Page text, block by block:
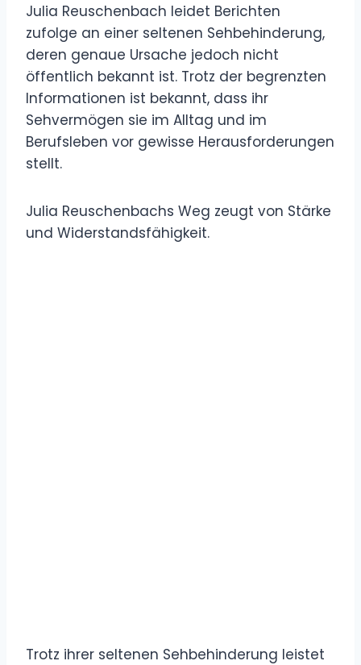
Julia Reuschenbach leidet Berichten
zufolge an einer seltenen Sehbehinderung,
deren genaue Ursache jedoch nicht
öffentlich bekannt ist. Trotz der begrenzten
Informationen ist bekannt, dass ihr
Sehvermögen sie im Alltag und im
Berufsleben vor gewisse Herausforderungen
stellt.
Julia Reuschenbachs Weg zeugt von Stärke
und Widerstandsfähigkeit.
Trotz ihrer seltenen Sehbehinderung leistet